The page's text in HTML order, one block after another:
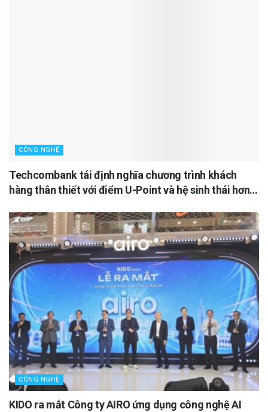
CÔNG NGHỆ
Techcombank tái định nghĩa chương trình khách
hàng thân thiết với điểm U-Point và hệ sinh thái hơn
CÔNG NGHỆ
KIDO ra mắt Công ty AIRO ứng dụng công nghệ AI